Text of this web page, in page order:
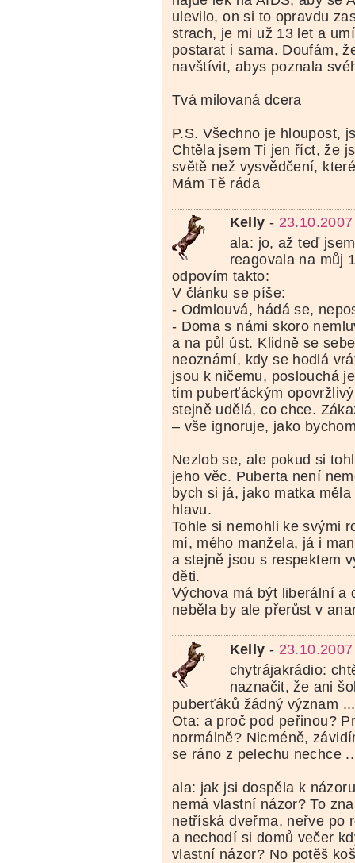
ulevilo, on si to opravdu
strach, je mi už 13 let a
postarat i sama. Doufám,
navštívit, abys poznala
Tvá milovaná dcera
P.S. Všechno je hloupost,
Chtěla jsem Ti jen říct, že
světě než vysvědčení,
Mám Tě ráda
Kelly -
ala: jo, až teď
reagovala na můj
odpovím takto:
V článku se píše:
- Odmlouvá, hádá se,
- Doma s námi skoro
a na půl úst. Klidně se
neoznámí, kdy se hodlá
jsou k ničemu, poslouchá
tím puberťáckým
stejně udělá, co chce.
– vše ignoruje, jako
Nezlob se, ale pokud si
jeho věc. Puberta není
bych si já, jako matka
hlavu.
Tohle si nemohli ke svými
mí, mého manžela, já i
a stejně jsou s respektem
děti.
Výchova má být liberální a
neběla by ale přerůst v
Kelly -
chytrájakrádio:
naznačit, že ani
puberťáků žádný význam
Ota: a proč pod peřinou?
normálně? Nicméně,
se ráno z pelechu nechce
ala: jak jsi dospěla k
nemá vlastní názor? To
netříská dveřma, neřve po
a nechodí si domů večer
vlastní názor? No potěš